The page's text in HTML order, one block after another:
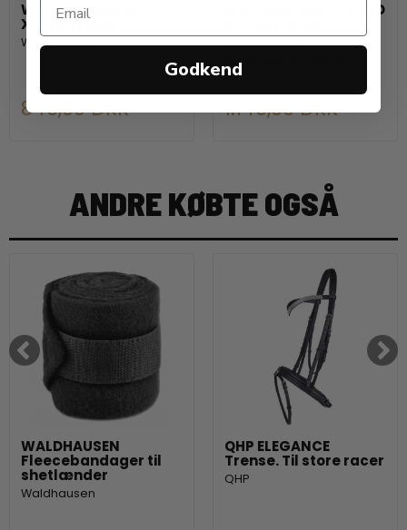
WALDHAUSEN BEAUTY
X-Line trense
Waldhausen
849,00 DKK
WALDHAUSEN OXFORD
Waldhausen
1.149,00 DKK
ANDRE KØBTE OGSÅ
WALDHAUSEN
Fleecebandager til
shetlænder
Waldhausen
QHP ELEGANCE
Trense. Til store racer
QHP
Godkend